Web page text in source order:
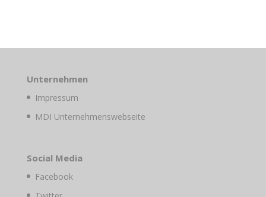
Unternehmen
Impressum
MDI Unternehmenswebseite
Social Media
Facebook